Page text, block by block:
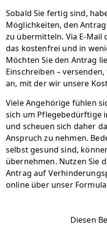
Sobald Sie fertig sind,
Möglichkeiten, den
zu übermitteln. Via E-Mail
das kostenfrei und in
Möchten Sie den Antrag
Einschreiben –
an, mit der wir unsere
Viele Angehörige fühlen
sich um Pflegebedürftige
und scheuen sich daher
Anspruch zu nehmen.
selbst gesund sind,
übernehmen. Nutzen Sie
Antrag auf
online über unser
Diesen